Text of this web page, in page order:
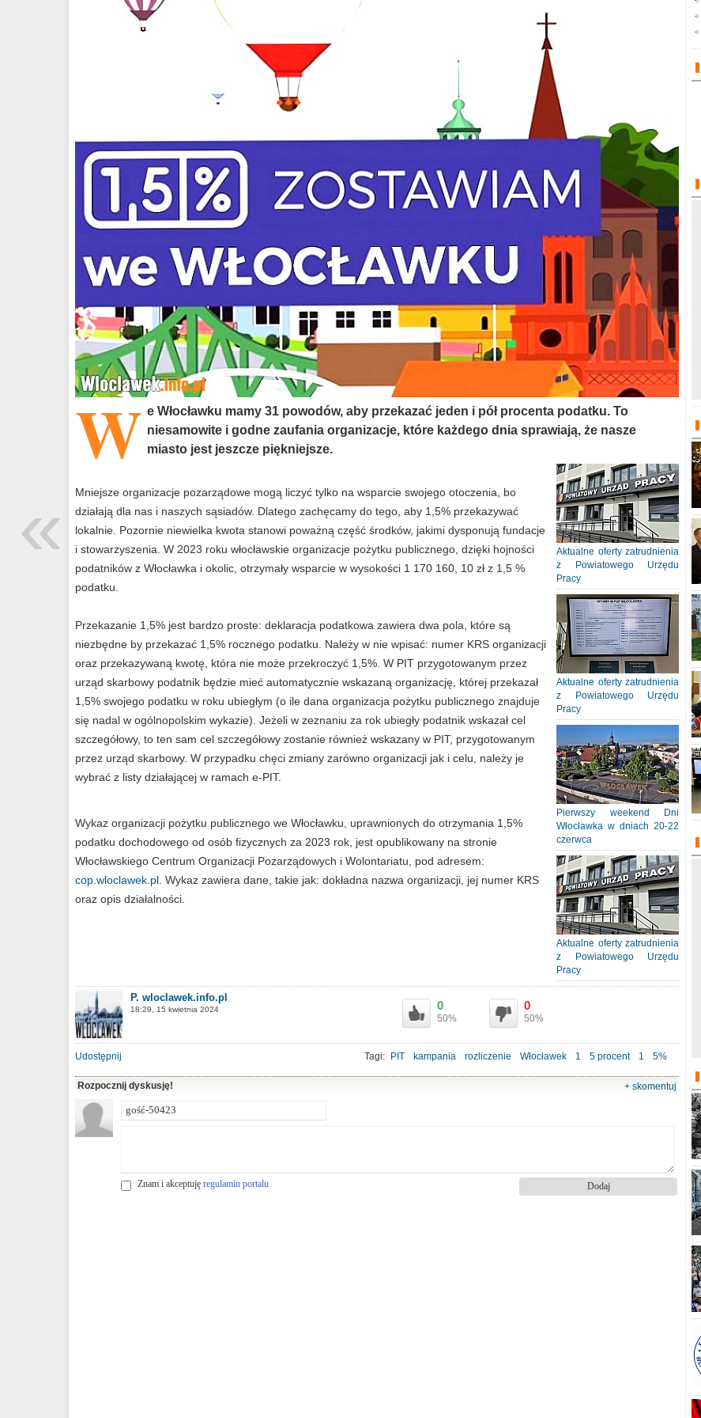
W e Włocławku mamy 31 powodów, aby przekazać jeden i pół procenta podatku. To
niesamowite i godne zaufania organizacje, które każdego dnia sprawiają, że nasze
miasto jest jeszcze piękniejsze.
Aktualne oferty zatrudnienia
z Powiatowego Urzędu
Pracy
Aktualne oferty zatrudnienia
z Powiatowego Urzędu
Pracy
Pierwszy weekend Dni
Włocławka w dniach 20-22
czerwca
Aktualne oferty zatrudnienia
z Powiatowego Urzędu
Pracy
Mniejsze organizacje pozarządowe mogą liczyć tylko na wsparcie swojego otoczenia, bo
działają dla nas i naszych sąsiadów. Dlatego zachęcamy do tego, aby 1,5% przekazywać
lokalnie. Pozornie niewielka kwota stanowi poważną część środków, jakimi dysponują fundacje
i stowarzyszenia. W 2023 roku włocławskie organizacje pożytku publicznego, dzięki hojności
podatników z Włocławka i okolic, otrzymały wsparcie w wysokości 1 170 160, 10 zł z 1,5 %
podatku.
Przekazanie 1,5% jest bardzo proste: deklaracja podatkowa zawiera dwa pola, które są
niezbędne by przekazać 1,5% rocznego podatku. Należy w nie wpisać: numer KRS organizacji
oraz przekazywaną kwotę, która nie może przekroczyć 1,5%. W PIT przygotowanym przez
urząd skarbowy podatnik będzie mieć automatycznie wskazaną organizację, której przekazał
1,5% swojego podatku w roku ubiegłym (o ile dana organizacja pożytku publicznego znajduje
się nadal w ogólnopolskim wykazie). Jeżeli w zeznaniu za rok ubiegły podatnik wskazał cel
szczegółowy, to ten sam cel szczegółowy zostanie również wskazany w PIT, przygotowanym
przez urząd skarbowy. W przypadku chęci zmiany zarówno organizacji jak i celu, należy je
wybrać z listy działającej w ramach e-PIT.
Wykaz organizacji pożytku publicznego we Włocławku, uprawnionych do otrzymania 1,5%
podatku dochodowego od osób fizycznych za 2023 rok, jest opublikowany na stronie
Włocławskiego Centrum Organizacji Pozarządowych i Wolontariatu, pod adresem:
cop.wloclawek.pl . Wykaz zawiera dane, takie jak: dokładna nazwa organizacji, jej numer KRS
oraz opis działalności.
P. wloclawek.info.pl
18:29, 15 kwietnia 2024 0
50%
0
50%
Udostępnij Tagi: PIT kampania rozliczenie Włocławek 1 5 procent 1 5%
Rozpocznij dyskusję! + skomentuj
Znam i akceptuję regulamin portalu
«